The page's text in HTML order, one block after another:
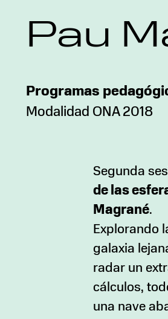
Pau
Programas
Modalidad ONA 2018
Segunda
de las
Magrané.
Explorando
galaxia
radar un
cálculos,
una nave